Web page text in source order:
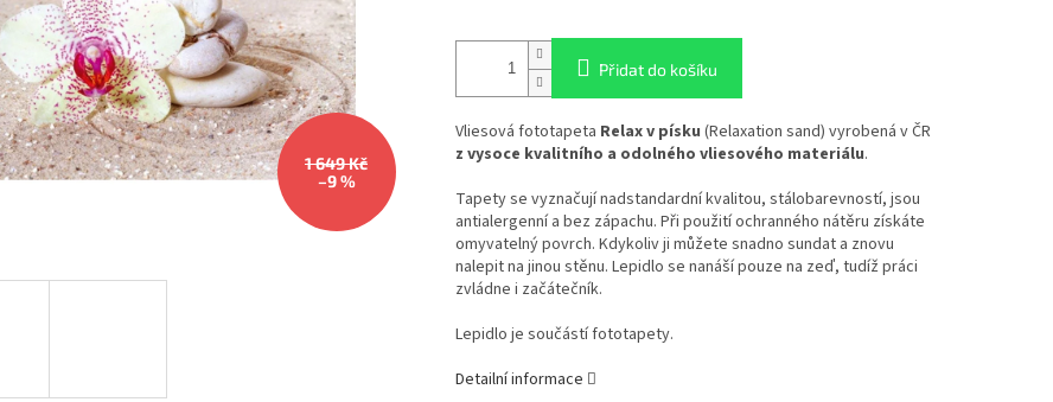
1 649 Kč
–9 %
Přidat do košíku
Vliesová fototapeta Relax v písku (Relaxation sand) vyrobená v ČR
z vysoce kvalitního a odolného vliesového materiálu.
Tapety se vyznačují nadstandardní kvalitou, stálobarevností, jsou
antialergenní a bez zápachu. Při použití ochranného nátěru získáte
omyvatelný povrch. Kdykoliv ji můžete snadno sundat a znovu
nalepit na jinou stěnu. Lepidlo se nanáší pouze na zeď, tudíž práci
zvládne i začátečník.
Lepidlo je součástí fototapety.
Detailní informace